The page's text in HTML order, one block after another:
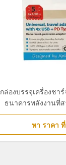
กล่องบรรจุเครื่องชา
ธนาคารพลังงานที่
หา ราคา